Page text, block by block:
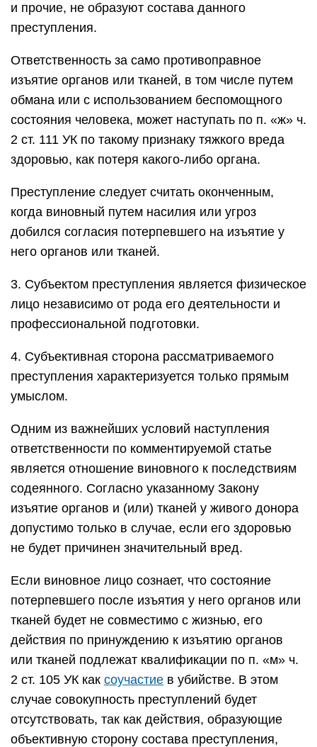
и прочие, не образуют состава данного
преступления.
Ответственность за само противоправное
изъятие органов или тканей, в том числе путем
обмана или с использованием беспомощного
состояния человека, может наступать по п. «ж» ч.
2 ст. 111 УК по такому признаку тяжкого вреда
здоровью, как потеря какого-либо органа.
Преступление следует считать оконченным,
когда виновный путем насилия или угроз
добился согласия потерпевшего на изъятие у
него органов или тканей.
3. Субъектом преступления является физическое
лицо независимо от рода его деятельности и
профессиональной подготовки.
4. Субъективная сторона рассматриваемого
преступления характеризуется только прямым
умыслом.
Одним из важнейших условий наступления
ответственности по комментируемой статье
является отношение виновного к последствиям
содеянного. Согласно указанному Закону
изъятие органов и (или) тканей у живого донора
допустимо только в случае, если его здоровью
не будет причинен значительный вред.
Если виновное лицо сознает, что состояние
потерпевшего после изъятия у него органов или
тканей будет не совместимо с жизнью, его
действия по принуждению к изъятию органов
или тканей подлежат квалификации по п. «м» ч.
2 ст. 105 УК как соучастие в убийстве. В этом
случае совокупность преступлений будет
отсутствовать, так как действия, образующие
объективную сторону состава преступления,